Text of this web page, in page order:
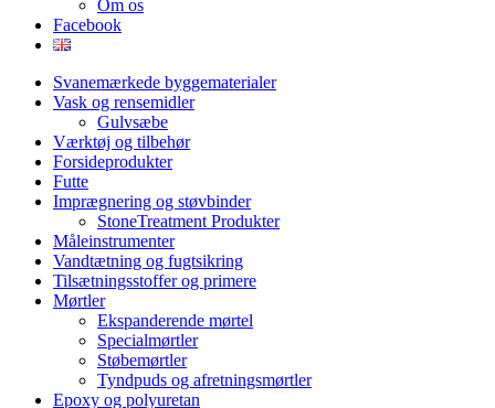
Om os
Facebook
Svanemærkede byggematerialer
Vask og rensemidler
Gulvsæbe
Værktøj og tilbehør
Forsideprodukter
Futte
Imprægnering og støvbinder
StoneTreatment Produkter
Måleinstrumenter
Vandtætning og fugtsikring
Tilsætningsstoffer og primere
Mørtler
Ekspanderende mørtel
Specialmørtler
Støbemørtler
Tyndpuds og afretningsmørtler
Epoxy og polyuretan